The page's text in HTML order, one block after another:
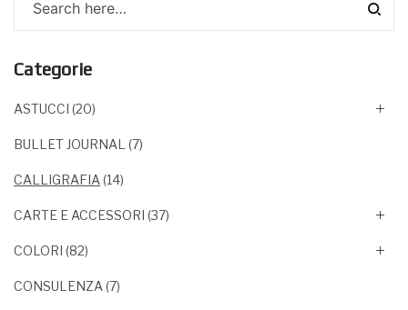
Categorie
ASTUCCI (20)
BULLET JOURNAL (7)
CALLIGRAFIA (14)
CARTE E ACCESSORI (37)
COLORI (82)
CONSULENZA (7)